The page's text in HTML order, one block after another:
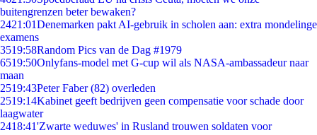
buitengrenzen beter bewaken?
2421:01Denemarken pakt AI-gebruik in scholen aan: extra mondelinge
examens
3519:58Random Pics van de Dag #1979
6519:50Onlyfans-model met G-cup wil als NASA-ambassadeur naar
maan
2519:43Peter Faber (82) overleden
2519:14Kabinet geeft bedrijven geen compensatie voor schade door
laagwater
2418:41'Zwarte weduwes' in Rusland trouwen soldaten voor